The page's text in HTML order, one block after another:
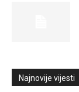
Najnovije vijesti